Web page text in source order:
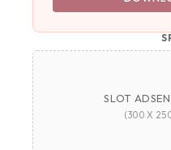
SLOT
(300 X